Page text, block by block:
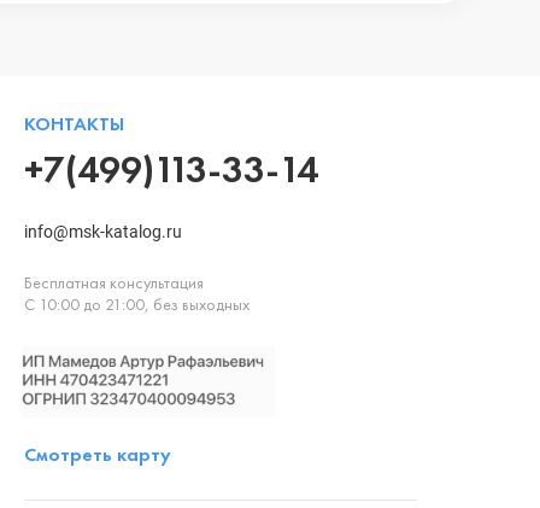
КОНТАКТЫ
+7(499)113-33-14
info@msk-katalog.ru
Бесплатная консультация
С 10:00 до 21:00, без выходных
Смотреть карту